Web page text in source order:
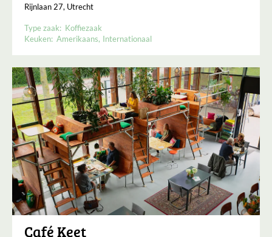
Rijnlaan 27, Utrecht
Type zaak: Koffiezaak
Keuken: Amerikaans Internationaal
Café Keet